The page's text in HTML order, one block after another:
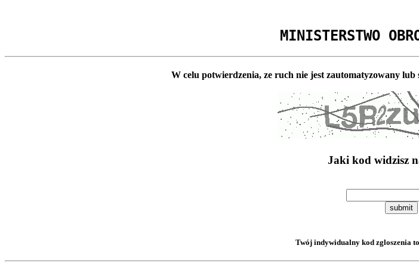
MINISTERSTWO
W celu potwierdzenia, ze ruch nie jest zautomatyzowany
Jaki kod widzisz
submit
Twój indywidualny kod zgloszenia